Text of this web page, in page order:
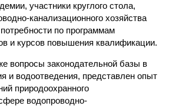
участники круглого стола,
канализационного хозяйства
по программам
и курсов повышения квалификации.
вопросы законодательной базы в
и водоотведения, представлен опыт
природоохранного
водопроводно-